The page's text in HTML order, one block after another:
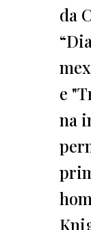
da
e
na